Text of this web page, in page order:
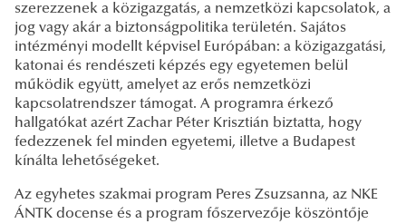
szerezzenek a közigazgatás, a nemzetközi kapcsolatok, a
jog vagy akár a biztonságpolitika területén. Sajátos
intézményi modellt képvisel Európában: a közigazgatási,
katonai és rendészeti képzés egy egyetemen belül
működik együtt, amelyet az erős nemzetközi
kapcsolatrendszer támogat. A programra érkező
hallgatókat azért Zachar Péter Krisztián biztatta, hogy
fedezzenek fel minden egyetemi, illetve a Budapest
kínálta lehetőségeket.
Az egyhetes szakmai program Peres Zsuzsanna, az NKE
ÁNTK docense és a program főszervezője köszöntője